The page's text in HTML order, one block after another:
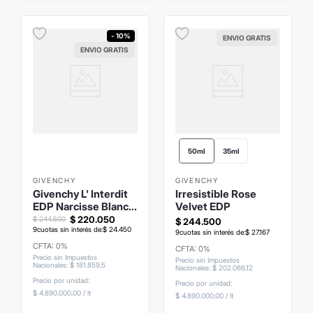
- 10%
ENVIO GRATIS
GIVENCHY
Givenchy L' Interdit
EDP Narcisse Blanc
50ml
$ 220.050
$ 244.500
9cuotas sin interés de:$ 24.450
CFTA: 0%
Precio sin Impuestos
Nacionales: $ 181 859,5
Precio por unidad:
$ 4.890.000,00/ lt
ENVIO GRATIS
50ml 35ml
GIVENCHY
Irresistible Rose
Velvet EDP
$244.500
9cuotas sin interés de:$ 27.167
CFTA: 0%
Precio sin Impuestos
Nacionales: $ 202 06612
Precio por unidad:
$ 4.890.000,00 / lt